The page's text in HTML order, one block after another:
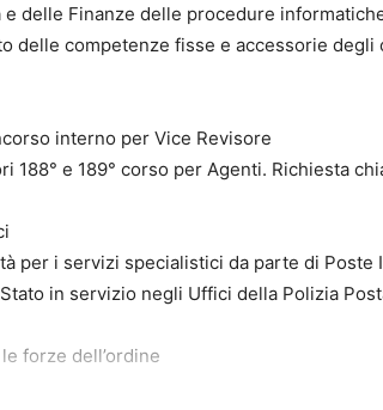
e delle Finanze delle procedure
delle competenze fisse e accessorie degli
interno per Vice Revisore
188° e 189° corso per Agenti. Richiesta
per i servizi specialistici da parte di Poste
in servizio negli Uffici della Polizia
forze dell’ordine